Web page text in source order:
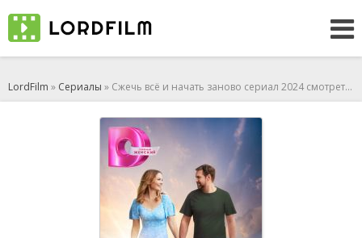
LordFilm » Сериалы » Сжечь всё и начать заново сериал 2024 смотреть онлайн